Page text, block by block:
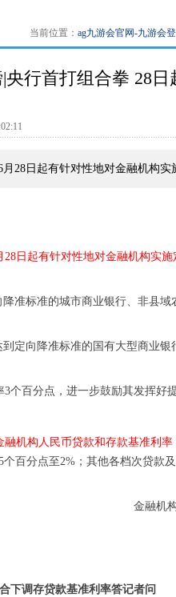
当前位置： ag九游会官网-九游会
央行首打组合拳 28日
28日起有针对性地对金融机构实
28日起有针对性地对金融机构实
降准标准的城市商业银行、非县
到定向降准标准的国有大型商业
3个百分点，进一步鼓励其发挥好
融机构人民币贷款和存款基准利
个百分点至2%；其他各档次贷款
金融机
下调存贷款基准利率答记者问